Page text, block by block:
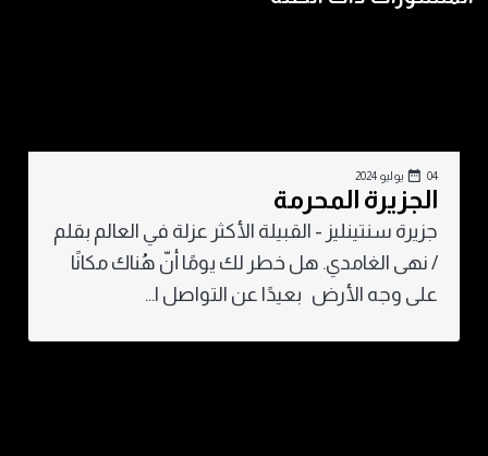
04 يوليو 2024
الجزيرة المحرمة
جزيرة سنتينليز - القبيلة الأكثر عزلة في العالم بقلم
/ نهى الغامدي. هل خطر لك يومًا أنّ هُناك مكانًا
على وجه الأرض بعيدًا عن التواصل ا...